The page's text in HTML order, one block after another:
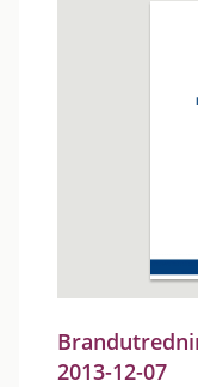
2013-12-07